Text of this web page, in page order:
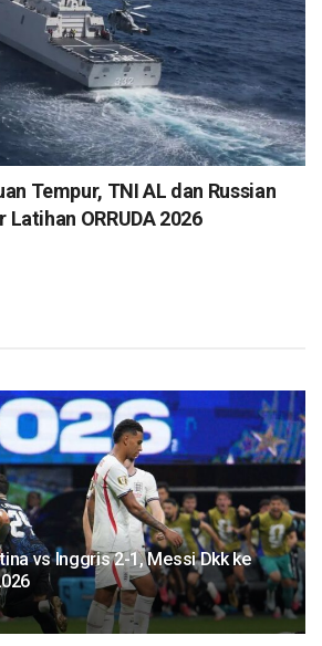
Tempur, TNI AL dan Russian
Latihan ORRUDA 2026
vs Inggris 2-1, Messi Dkk ke